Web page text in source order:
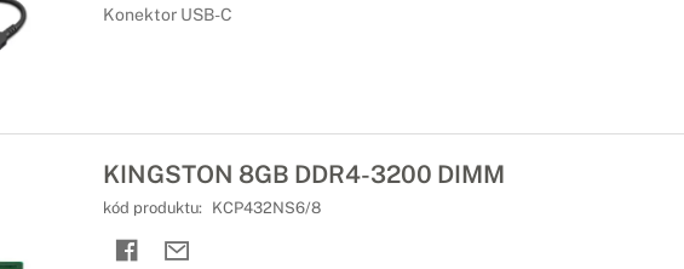
Konektor USB-C
KINGSTON 8GB DDR4-3200 DIMM
kód produktu: KCP432NS6/8